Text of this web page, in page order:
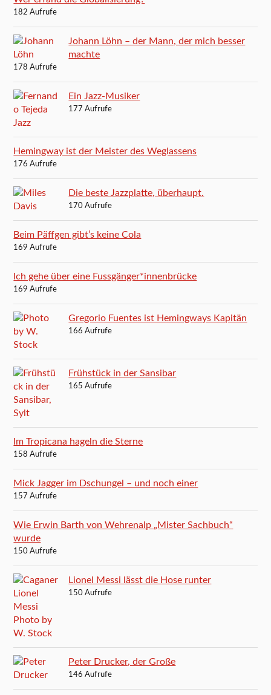
182 Aufrufe
Johann Löhn – der Mann, der mich besser
machte
178 Aufrufe
Ein Jazz-Musiker
177 Aufrufe
Hemingway ist der Meister des Weglassens
176 Aufrufe
Die beste Jazzplatte, überhaupt.
170 Aufrufe
Beim Päffgen gibt’s keine Cola
169 Aufrufe
Ich gehe über eine Fussgänger*innenbrücke
169 Aufrufe
Gregorio Fuentes ist Hemingways Kapitän
166 Aufrufe
Frühstück in der Sansibar
165 Aufrufe
Im Tropicana hageln die Sterne
158 Aufrufe
Mick Jagger im Dschungel – und noch einer
157 Aufrufe
Wie Erwin Barth von Wehrenalp „Mister Sachbuch“
wurde
150 Aufrufe
Lionel Messi lässt die Hose runter
150 Aufrufe
Peter Drucker, der Große
146 Aufrufe